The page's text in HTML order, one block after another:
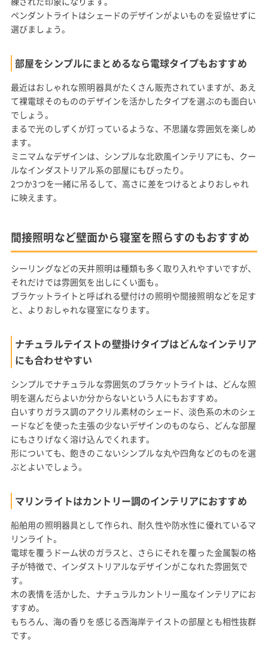
ペンダントライトはシェードのデザインがよいものを妥協せずに
選びましょう。
部屋をシンプルにまとめるなら電球タイプもおすすめ
最近はおしゃれな照明器具がたくさん販売されていますが、あえ
て裸電球そのもののデザインを活かしたタイプを選ぶのも面白い
でしょう。
まるで光のしずくが灯っているような、不思議な雰囲気を楽しめ
ます。
ミニマムなデザインは、シンプルな北欧風インテリアにも、クー
ルなインダストリアル系の部屋にもぴったり。
2つか3つを一緒に吊るして、高さに差をつけるとよりおしゃれ
に映えます。
間接照明など壁面から寝室を照らすのもおすすめ
シーリングなどの天井照明は種類も多く取り入れやすいですが、
それだけでは雰囲気を出しにくい面も。
ブラケットライトと呼ばれる壁付けの照明や間接照明などを足す
と、よりおしゃれな寝室になります。
ナチュラルテイストの壁掛けタイプはどんなインテリア
にも合わせやすい
シンプルでナチュラルな雰囲気のブラケットライトは、どんな照
明を選んだらよいか分からないという人にもおすすめ。
白いすりガラス調のアクリル素材のシェード、淡色系の木のシェ
ードなどを使った主張の少ないデザインのものなら、どんな部屋
にもさりげなく溶け込んでくれます。
形についても、飽きのこないシンプルな丸や四角などのものを選
ぶとよいでしょう。
マリンライトはカントリー調のインテリアにおすすめ
船舶用の照明器具として作られ、耐久性や防水性に優れているマ
リンライト。
電球を覆うドーム状のガラスと、さらにそれを覆った金属製の格
子が特徴で、インダストリアルなデザインがこなれた雰囲気で
す。
木の表情を活かした、ナチュラルカントリー風なインテリアにお
すすめ。
もちろん、海の香りを感じる西海岸テイストの部屋とも相性抜群
です。